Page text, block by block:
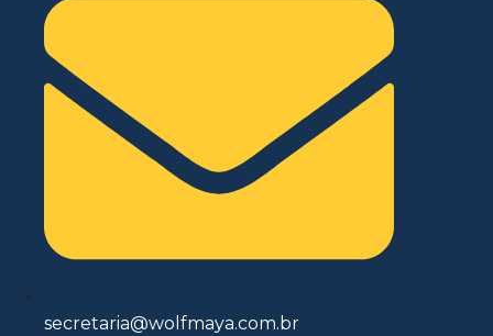
secretaria@wolfmaya.com.br